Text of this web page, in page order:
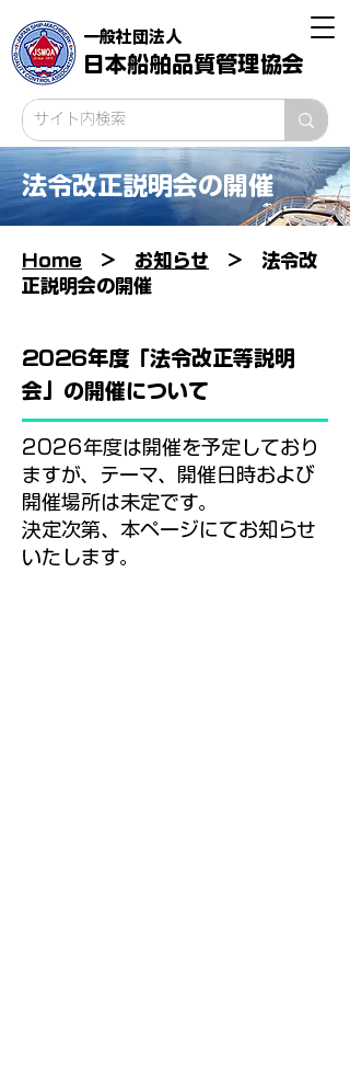
一般社団法人
日本船舶品質管理協会
​法令改正説明会の開催
Home > お知らせ > 法令改
正説明会の開催
2026年度「法令改正等説明
会」の開催について
2026年度は開催を予定しており
ますが、テーマ、開催日時および
開催場所は未定です。
決定次第、本ページにてお知らせ
いたします。